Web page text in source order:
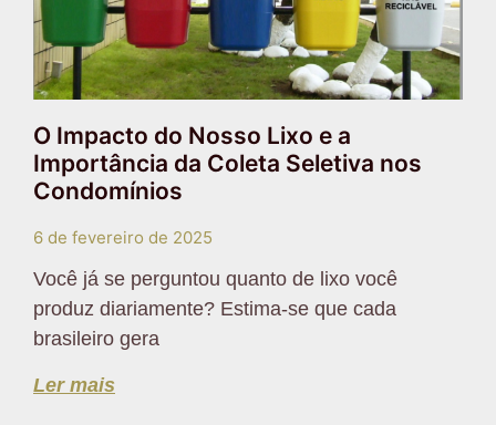
O Impacto do Nosso Lixo e a
Importância da Coleta Seletiva nos
Condomínios
6 de fevereiro de 2025
Você já se perguntou quanto de lixo você
produz diariamente? Estima-se que cada
brasileiro gera
Ler mais